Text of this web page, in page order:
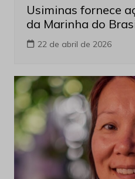
Usiminas fornece
da Marinha do
22 de abril de 2026